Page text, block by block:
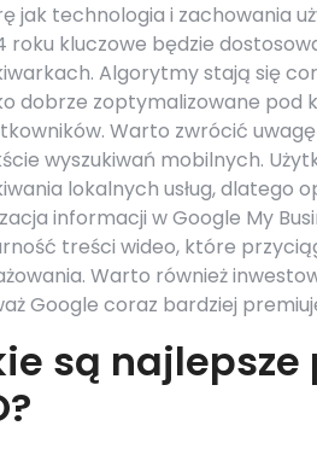
jak technologia i zachowania
roku kluczowe będzie
Algorytmy stają się
dobrze zoptymalizowane pod
Warto zwrócić
wyszukiwań mobilnych.
lokalnych usług,
informacji w Google My
treści wideo, które
Warto również
Google coraz bardziej
są